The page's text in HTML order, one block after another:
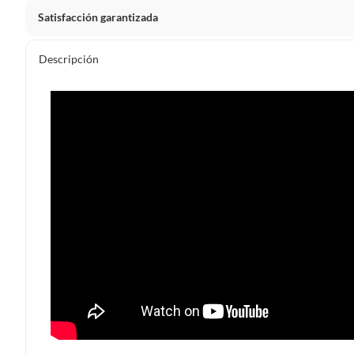
Satisfacción garantizada
Debe estar en perfecto estado, con todas sus etiquetas,
Alimentos, bebidas, medicamentos, suplementos alimenticios,
Pinturas de un color a solicitud.
Descripción